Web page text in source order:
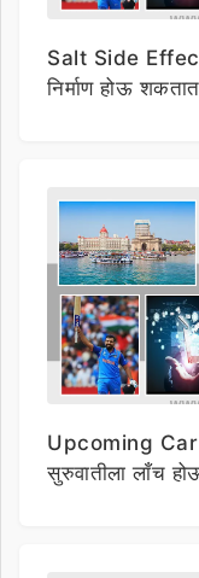
Salt Side
निर्माण होऊ
Upcoming Car
सुरुवातीला लाँच